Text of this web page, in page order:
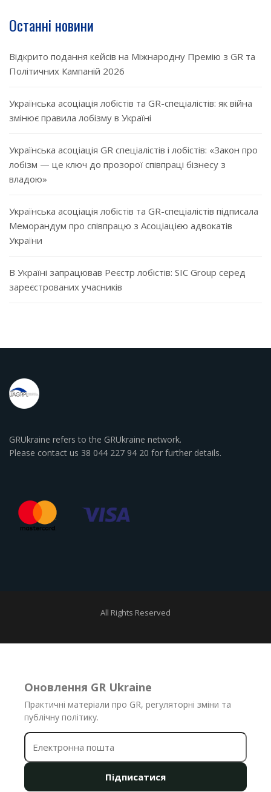
Останні новини
Відкрито подання кейсів на Міжнародну Премію з GR та
Політичних Кампаній 2026
Українська асоціація лобістів та GR-спеціалістів: як війна
змінює правила лобізму в Україні
Українська асоціація GR спеціалістів і лобістів: «Закон про
лобізм — це ключ до прозорої співпраці бізнесу з
владою»
Українська асоціація лобістів та GR-спеціалістів підписала
Меморандум про співпрацю з Асоціацією адвокатів
України
В Україні запрацював Реєстр лобістів: SIC Group серед
зареєстрованих учасників
GRUkraine refers to the GRUkraine network.
Please contact us 38 044 227 94 20 for further details.
All Rights Reserved